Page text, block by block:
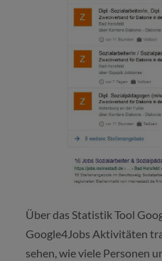
Über das Statistik Tool
Google4Jobs Aktivitäten
sehen, wie viele Personen